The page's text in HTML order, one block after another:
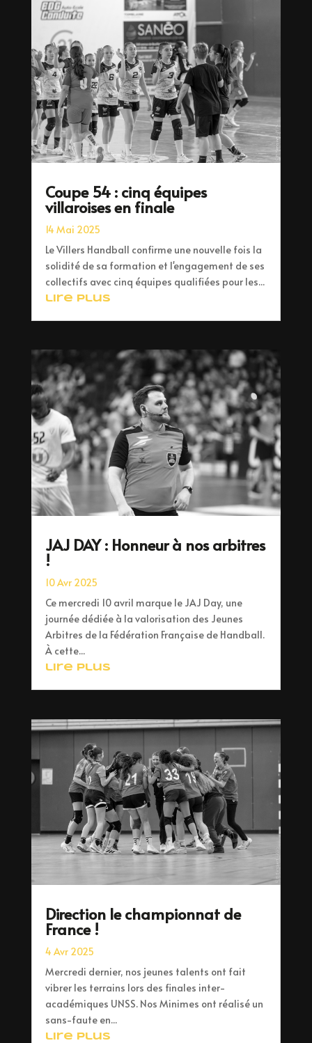
Coupe 54 : cinq équipes
villaroises en finale
14 Mai 2025
Le Villers Handball confirme une nouvelle fois la
solidité de sa formation et l'engagement de ses
collectifs avec cinq équipes qualifiées pour les...
lire plus
JAJ DAY : Honneur à nos arbitres
!
10 Avr 2025
Ce mercredi 10 avril marque le JAJ Day, une
journée dédiée à la valorisation des Jeunes
Arbitres de la Fédération Française de Handball.
À cette...
lire plus
Direction le championnat de
France !
4 Avr 2025
Mercredi dernier, nos jeunes talents ont fait
vibrer les terrains lors des finales inter-
académiques UNSS. Nos Minimes ont réalisé un
sans-faute en...
lire plus